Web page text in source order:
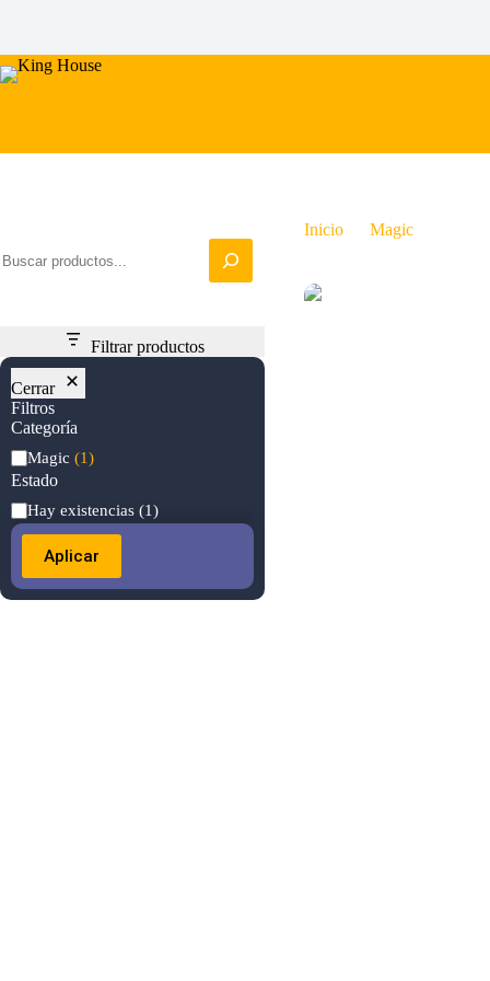
Inicio Magic
Filtrar productos
Cerrar
Filtros
Categoría
Categoría
Magic (1)
Estado
Estado
Hay existencias (1)
Aplicar